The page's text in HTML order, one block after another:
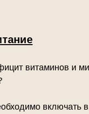
витаминов и
включать